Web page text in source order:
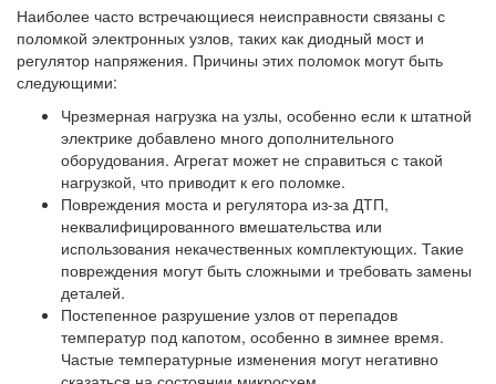
Наиболее часто встречающиеся неисправности связаны с
поломкой электронных узлов, таких как диодный мост и
регулятор напряжения. Причины этих поломок могут быть
следующими:
Чрезмерная нагрузка на узлы, особенно если к штатной
электрике добавлено много дополнительного
оборудования. Агрегат может не справиться с такой
нагрузкой, что приводит к его поломке.
Повреждения моста и регулятора из-за ДТП,
неквалифицированного вмешательства или
использования некачественных комплектующих. Такие
повреждения могут быть сложными и требовать замены
деталей.
Постепенное разрушение узлов от перепадов
температур под капотом, особенно в зимнее время.
Частые температурные изменения могут негативно